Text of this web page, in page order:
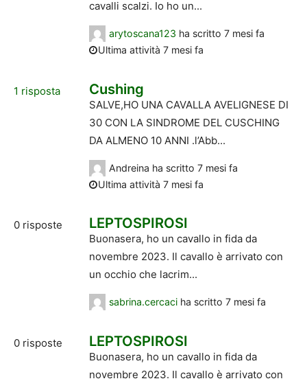
cavalli scalzi. Io ho un...
arytoscana123 ha scritto 7 mesi fa
Ultima attività 7 mesi fa
1 risposta Cushing
SALVE,HO UNA CAVALLA AVELIGNESE DI
30 CON LA SINDROME DEL CUSCHING
DA ALMENO 10 ANNI .l’Abb...
Andreina ha scritto 7 mesi fa
Ultima attività 7 mesi fa
0 risposte LEPTOSPIROSI
Buonasera, ho un cavallo in fida da
novembre 2023. Il cavallo è arrivato con
un occhio che lacrim...
sabrina.cercaciha scritto 7 mesi fa
0 risposte LEPTOSPIROSI
Buonasera, ho un cavallo in fida da
novembre 2023. Il cavallo è arrivato con